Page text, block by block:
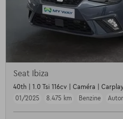
Seat Ibiza
40th | 1.0 Tsi 116cv | Caméra |
01/2025
8.475 km Benzine